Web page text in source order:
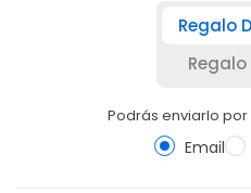
Regalo
Podrás enviarlo por
Email